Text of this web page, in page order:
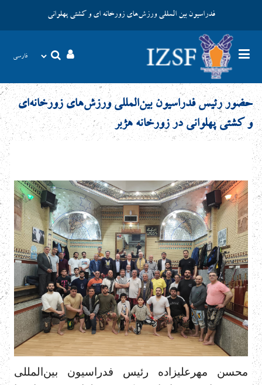
فدراسیون بین المللی ورزش‌های زورخانه ای و کشتی پهلوانی
حضور رئیس فدراسیون بین‌المللی ورزش‌های زورخانه‌ای
و کشتی پهلوانی در زورخانه هژبر
محسن مهرعلیزاده رئیس فدراسیون بین‌المللی